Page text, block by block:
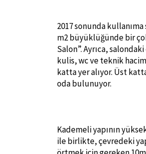
2017 sonunda
m2 büyüklüğünde bir
Salon”. Ayrıca,
kulis, wc ve teknik
katta yer alıyor. Üst
oda bulunuyor.
Kademeli yapının
ile birlikte, çevredeki